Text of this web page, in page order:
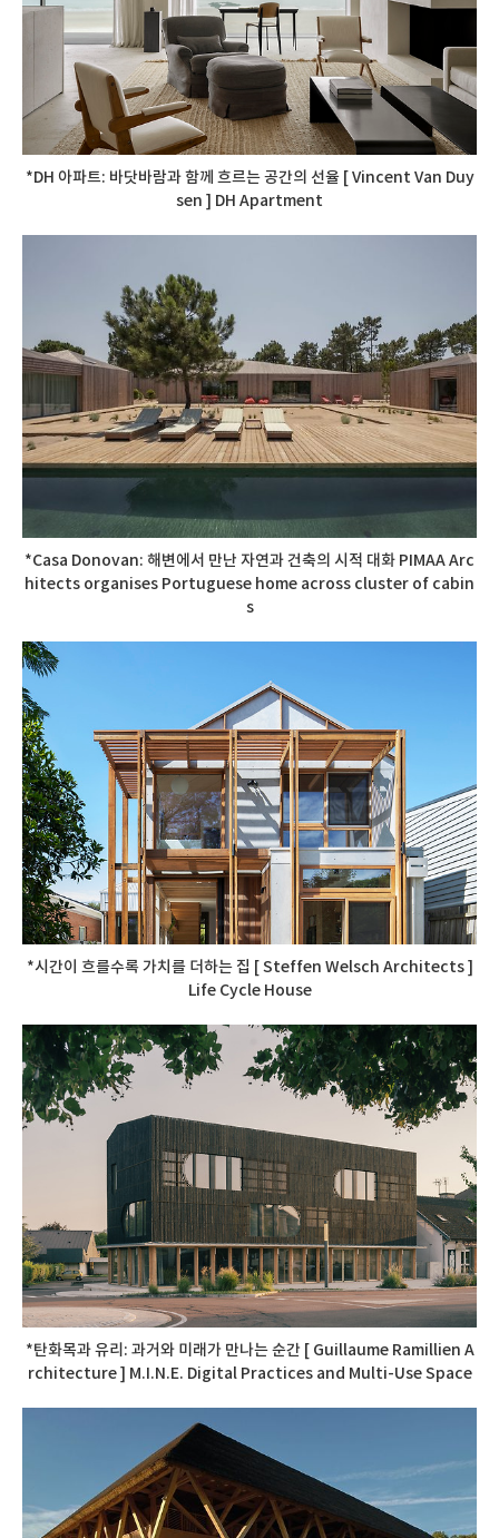
*DH 아파트: 바닷바람과 함께 흐르는 공간의 선율 [ Vincent Van Duy
sen ] DH Apartment
*Casa Donovan: 해변에서 만난 자연과 건축의 시적 대화 PIMAA Arc
hitects organises Portuguese home across cluster of cabin
s
*시간이 흐를수록 가치를 더하는 집 [ Steffen Welsch Architects ]
Life Cycle House
*탄화목과 유리: 과거와 미래가 만나는 순간 [ Guillaume Ramillien A
rchitecture ] M.I.N.E. Digital Practices and Multi-Use Space